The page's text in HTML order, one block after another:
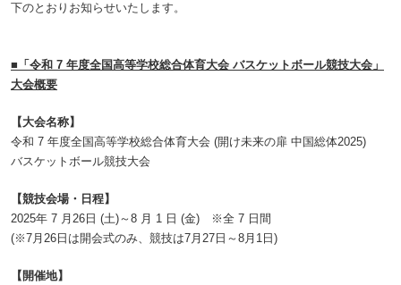
下のとおりお知らせいたします。
■「令和 7 年度全国高等学校総合体育大会 バスケットボール競技大会」
大会概要
【大会名称】
令和 7 年度全国高等学校総合体育大会 (開け未来の扉 中国総体2025)
バスケットボール競技大会
【競技会場・日程】
2025年 7 月26日 (土)～8 月 1 日 (金) ※全 7 日間
(※7月26日は開会式のみ、競技は7月27日～8月1日)
【開催地】